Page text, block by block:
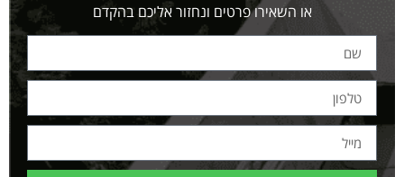
או השאירו פרטים ונחזור אליכם בהקדם